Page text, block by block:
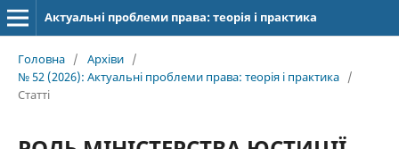
Актуальні проблеми права: теорія і практика
Головна / Архіви /
№ 52 (2026): Актуальні проблеми права: теорія і практика /
Статті